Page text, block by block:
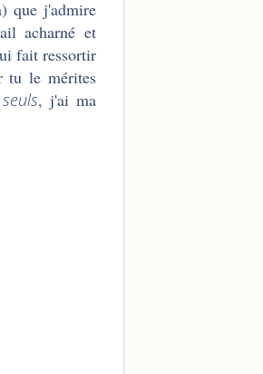
que j'admire
acharné et
fait ressortir
tu le mérites
, j'ai ma